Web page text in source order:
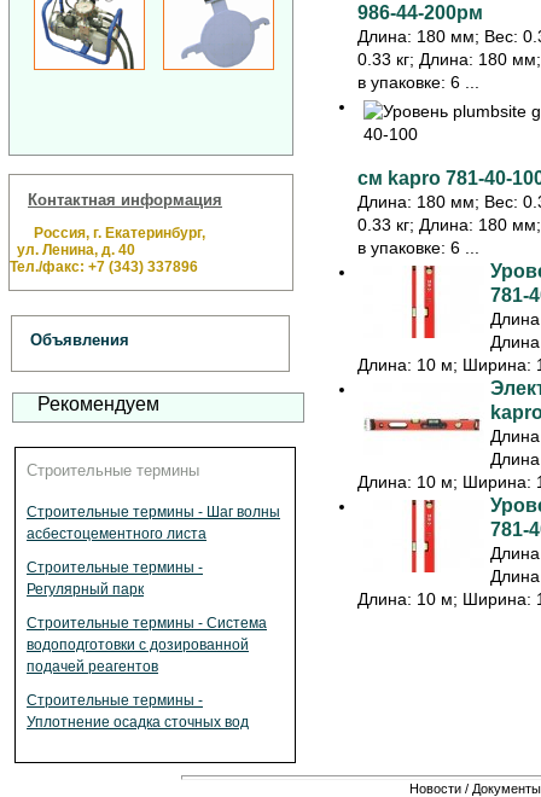
Контактная информация
Россия, г. Екатеринбург,
ул. Ленина, д. 40
Тел./факс: +7 (343) 337896
Объявления
Рекомендуем
Строительные термины
Строительные термины - Шаг волны
асбестоцементного листа
Строительные термины -
Регулярный парк
Строительные термины - Система
водоподготовки с дозированной
подачей реагентов
Строительные термины -
Уплотнение осадка сточных вод
986-44-200рм
Длина: 180 мм; Вес:
0.33 кг; Длина: 180
в упаковке: 6 ...
см kapro 781-40-
Длина: 180 мм; Вес:
0.33 кг; Длина: 180
в упаковке: 6 ...
781-
Длина: 10 м; Ширина:
Длина: 10 м; Ширина:
781-
Длина: 10 м; Ширина:
Новости / Документы